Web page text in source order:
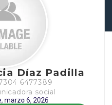
Díaz Padilla
6477389
social
marzo 6, 2026